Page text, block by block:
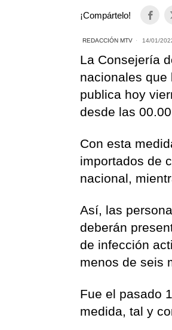
¡Compártelo!
REDACCIÓN MTV 14/01/
La Consejería
nacionales que
publica hoy
desde las
Con esta
importados de
nacional,
Así, las
deberán
de infección
menos de seis
Fue el pasado
medida, tal y